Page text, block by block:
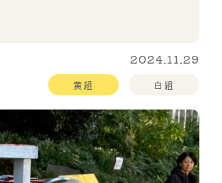
2024.11.29
黄組 白組